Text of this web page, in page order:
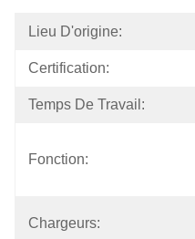
Lieu D'origine:
Certification:
Temps De Travail:
Fonction:
Chargeurs: